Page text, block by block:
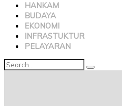
HANKAM
BUDAYA
EKONOMI
INFRASTUKTUR
PELAYARAN